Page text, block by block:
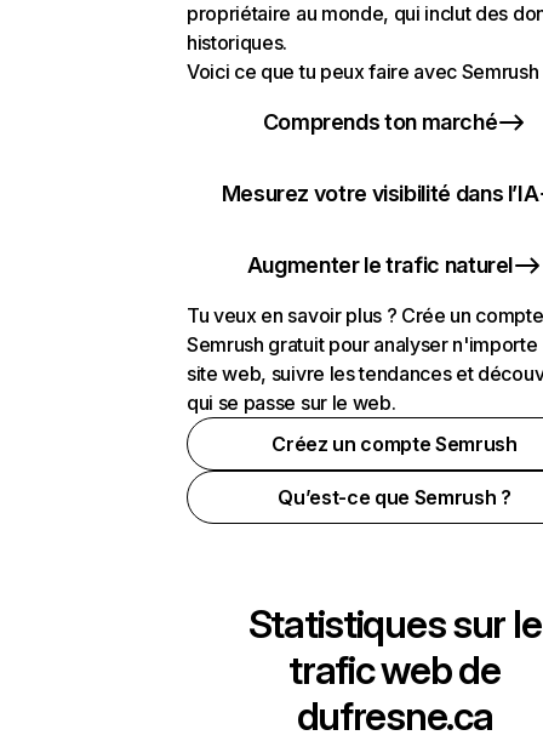
propriétaire au monde, qui inclut des
historiques.
Voici ce que tu peux faire avec Semrush
Comprends ton marché
Mesurez votre visibilité dans l’IA
Augmenter le trafic naturel
Tu veux en savoir plus ? Crée un compte
Semrush gratuit pour analyser n'importe
site web, suivre les tendances et
qui se passe sur le web.
Créez un compte Semrush
Qu’est-ce que Semrush ?
Statistiques sur le
trafic web de
dufresne.ca